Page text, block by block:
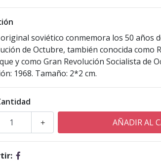
soviético conmemora los 50 años
de Octubre, también conocida como
y como Gran Revolución Socialista de
1968. Tamaño: 2*2 cm.
+